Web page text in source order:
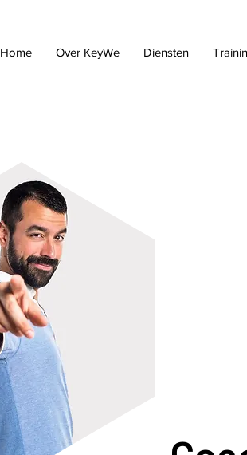
Home Over KeyWe Diensten